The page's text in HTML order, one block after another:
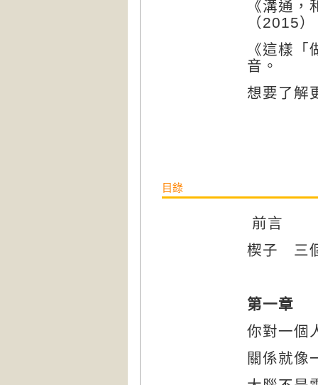
《溝通
（2015
《這樣
音。
想要了解
目錄
前言
楔子 三
第一章
你對一個
關係就像